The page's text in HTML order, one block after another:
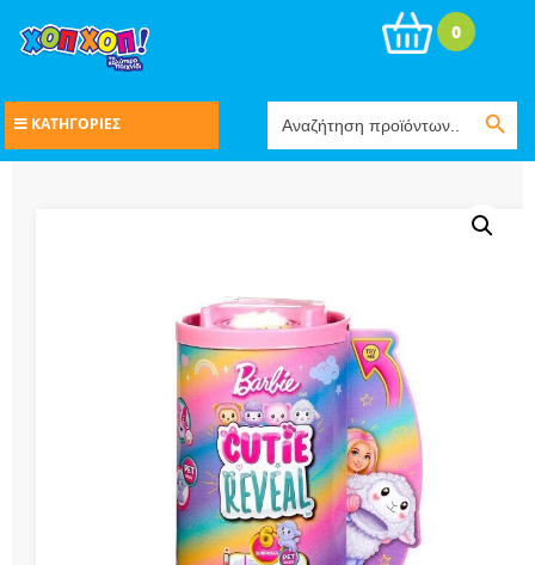
for:
Search Button
0
ΚΑΤΗΓΟΡΙΕΣ